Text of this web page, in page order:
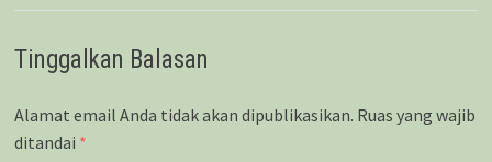
Tinggalkan Balasan
Alamat email Anda tidak akan dipublikasikan. Ruas yang wajib
ditandai *